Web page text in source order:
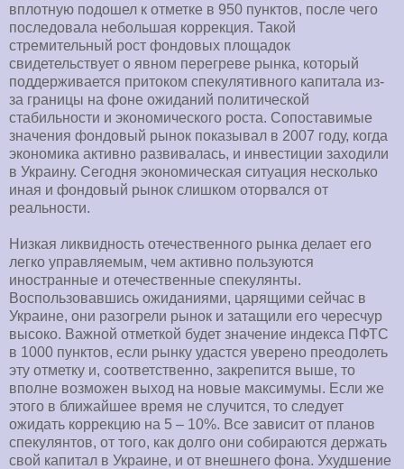
вплотную подошел к отметке в 950 пунктов, после чего
последовала небольшая коррекция. Такой
стремительный рост фондовых площадок
свидетельствует о явном перегреве рынка, который
поддерживается притоком спекулятивного капитала из-
за границы на фоне ожиданий политической
стабильности и экономического роста. Сопоставимые
значения фондовый рынок показывал в 2007 году, когда
экономика активно развивалась, и инвестиции заходили
в Украину. Сегодня экономическая ситуация несколько
иная и фондовый рынок слишком оторвался от
реальности.
Низкая ликвидность отечественного рынка делает его
легко управляемым, чем активно пользуются
иностранные и отечественные спекулянты.
Воспользовавшись ожиданиями, царящими сейчас в
Украине, они разогрели рынок и затащили его чересчур
высоко. Важной отметкой будет значение индекса ПФТС
в 1000 пунктов, если рынку удастся уверено преодолеть
эту отметку и, соответственно, закрепится выше, то
вполне возможен выход на новые максимумы. Если же
этого в ближайшее время не случится, то следует
ожидать коррекцию на 5 – 10%. Все зависит от планов
спекулянтов, от того, как долго они собираются держать
свой капитал в Украине, и от внешнего фона. Ухудшение